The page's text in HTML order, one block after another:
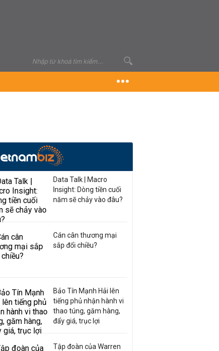
Data Talk | Macro
Insight: Dòng tiền cuối
năm sẽ chảy vào đâu?
Cán cân thương mại
sắp đổi chiều?
Bảo Tín Mạnh Hải lên
tiếng phủ nhận hành vi
thao túng, găm hàng,
đẩy giá, trục lợi
Tập đoàn của Warren